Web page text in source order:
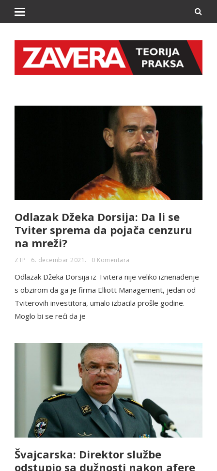
Odlazak Džeka Dorsija: Da li se
Tviter sprema da pojača cenzuru
na mreži?
ZTP 6. decembar 2021. 0 Komentara
Odlazak Džeka Dorsija iz Tvitera nije veliko iznenađenje
s obzirom da ga je firma Elliott Management, jedan od
Tviterovih investitora, umalo izbacila prošle godine.
Moglo bi se reći da je
Švajcarska: Direktor službe
odstupio sa dužnosti nakon afere